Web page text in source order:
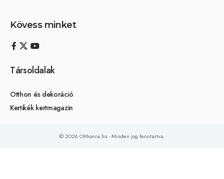
Kövess minket
Társoldalak
Otthon és dekoráció
Kertikék kertmagazin
© 2026 Otthonra.hu - Minden jog fenntartva.